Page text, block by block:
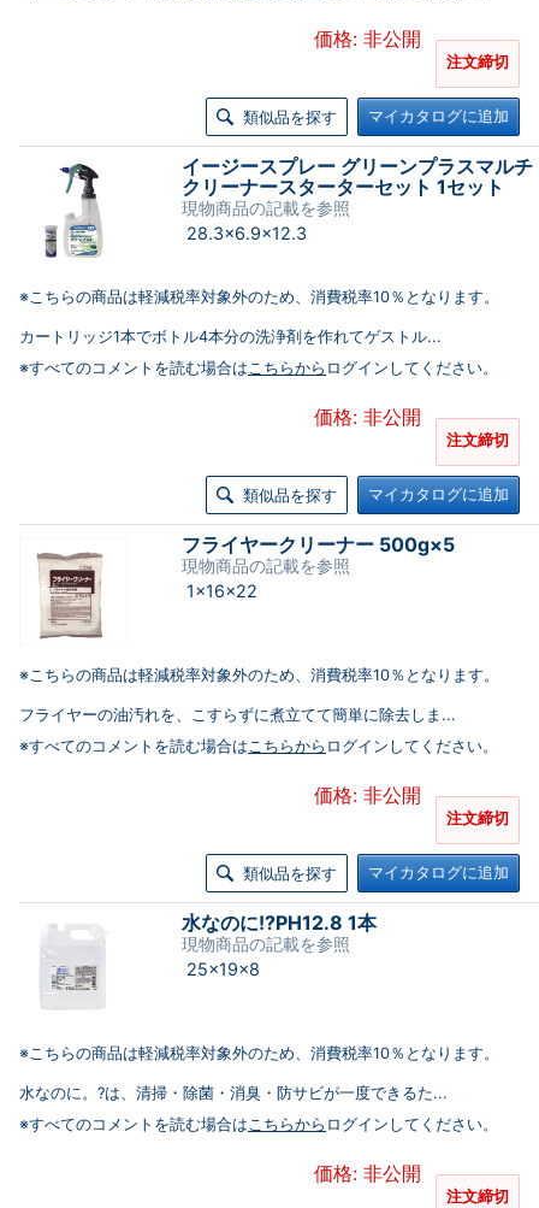
価格: 非公開
注文締切
類似品を探す マイカタログに追加
イージースプレー グリーンプラスマルチ
クリーナースターターセット 1セット
現物商品の記載を参照
28.3×6.9×12.3
※こちらの商品は軽減税率対象外のため、消費税率10％となります。
カートリッジ1本でボトル4本分の洗浄剤を作れてゲストル...
※すべてのコメントを読む場合はこちらから ログインしてください。
価格: 非公開
注文締切
類似品を探す マイカタログに追加
フライヤークリーナー 500g×5
現物商品の記載を参照
1×16×22
※こちらの商品は軽減税率対象外のため、消費税率10％となります。
フライヤーの油汚れを、こすらずに煮立てて簡単に除去しま...
※すべてのコメントを読む場合はこちらから ログインしてください。
価格: 非公開
注文締切
類似品を探す マイカタログに追加
水なのに!?PH12.8 1本
現物商品の記載を参照
25×19×8
※こちらの商品は軽減税率対象外のため、消費税率10％となります。
水なのに。?は、清掃・除菌・消臭・防サビが一度できるた...
※すべてのコメントを読む場合はこちらから ログインしてください。
価格: 非公開
注文締切